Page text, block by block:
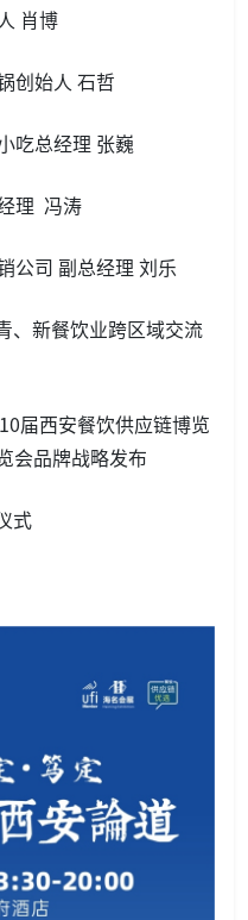
博
人 石哲
经理 张巍
冯涛
副总经理 刘乐
、新餐饮业跨区域交流
届西安餐饮供应链博览
会品牌战略发布
式